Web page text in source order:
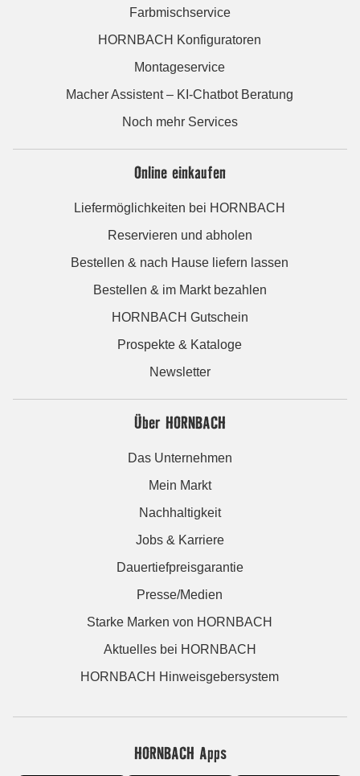
Farbmischservice
HORNBACH Konfiguratoren
Montageservice
Macher Assistent – KI-Chatbot Beratung
Noch mehr Services
Online einkaufen
Liefermöglichkeiten bei HORNBACH
Reservieren und abholen
Bestellen & nach Hause liefern lassen
Bestellen & im Markt bezahlen
HORNBACH Gutschein
Prospekte & Kataloge
Newsletter
Über HORNBACH
Das Unternehmen
Mein Markt
Nachhaltigkeit
Jobs & Karriere
Dauertiefpreisgarantie
Presse/Medien
Starke Marken von HORNBACH
Aktuelles bei HORNBACH
HORNBACH Hinweisgebersystem
HORNBACH Apps